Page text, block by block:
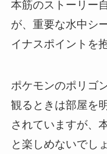
本筋のストーリー
が、重要な水中シ
イナスポイントを
ポケモンのポリゴ
観るときは部屋を
されていますが、
と楽しめないでし